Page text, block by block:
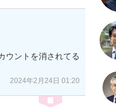
ウントを消されてる
2024年2月24日 01:20